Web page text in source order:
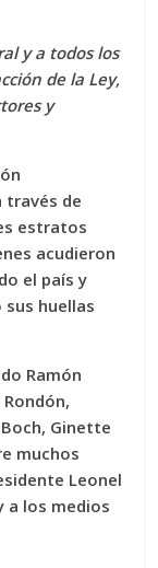
y a todos los
de la Ley,
y
través de
estratos
acudieron
el país y
huellas
Ramón
Ginette
muchos
Leonel
a los medios